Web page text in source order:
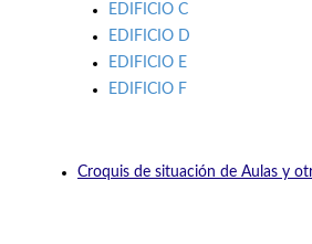
EDIFICIO C
EDIFICIO D
EDIFICIO E
EDIFICIO F
Croquis de situación de Aulas y